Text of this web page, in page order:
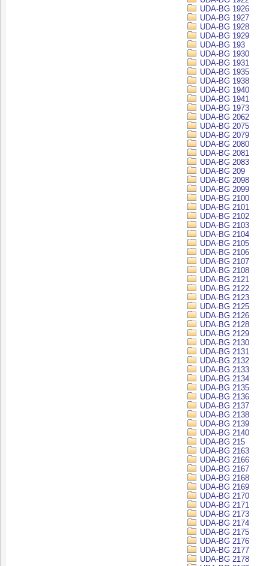
UDA-BG 1926
UDA-BG 1927
UDA-BG 1928
UDA-BG 1929
UDA-BG 193
UDA-BG 1930
UDA-BG 1931
UDA-BG 1935
UDA-BG 1938
UDA-BG 1940
UDA-BG 1941
UDA-BG 1973
UDA-BG 2062
UDA-BG 2075
UDA-BG 2079
UDA-BG 2080
UDA-BG 2081
UDA-BG 2083
UDA-BG 209
UDA-BG 2098
UDA-BG 2099
UDA-BG 2100
UDA-BG 2101
UDA-BG 2102
UDA-BG 2103
UDA-BG 2104
UDA-BG 2105
UDA-BG 2106
UDA-BG 2107
UDA-BG 2108
UDA-BG 2121
UDA-BG 2122
UDA-BG 2123
UDA-BG 2125
UDA-BG 2126
UDA-BG 2128
UDA-BG 2129
UDA-BG 2130
UDA-BG 2131
UDA-BG 2132
UDA-BG 2133
UDA-BG 2134
UDA-BG 2135
UDA-BG 2136
UDA-BG 2137
UDA-BG 2138
UDA-BG 2139
UDA-BG 2140
UDA-BG 215
UDA-BG 2163
UDA-BG 2166
UDA-BG 2167
UDA-BG 2168
UDA-BG 2169
UDA-BG 2170
UDA-BG 2171
UDA-BG 2173
UDA-BG 2174
UDA-BG 2175
UDA-BG 2176
UDA-BG 2177
UDA-BG 2178